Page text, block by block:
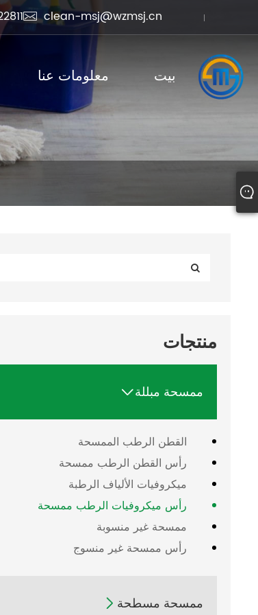
 clean-msj@wzmsj.cn
بيت معلومات عنا
منتجات
ممسحة مبللة
القطن الرطب الممسحة
رأس القطن الرطب ممسحة
ميكروفيات الألياف الرطبة
رأس ميكروفيات الرطب ممسحة
ممسحة غير منسوبة
رأس ممسحة غير منسوج
ممسحة مسطحة 